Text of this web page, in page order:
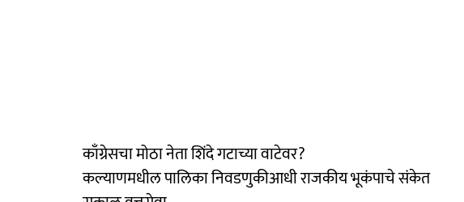
काँग्रेसचा मोठा नेता शिंदे गटाच्या वाटेवर?
कल्याणमधील पालिका निवडणुकीआधी राजकीय भूकंपाचे संकेत